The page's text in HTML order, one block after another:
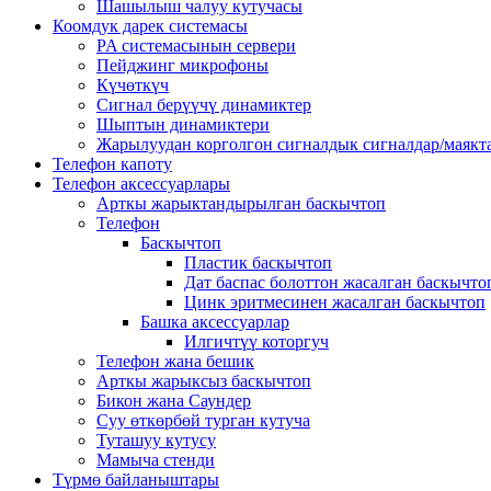
Шашылыш чалуу кутучасы
Коомдук дарек системасы
PA системасынын сервери
Пейджинг микрофоны
Күчөткүч
Сигнал берүүчү динамиктер
Шыптын динамиктери
Жарылуудан корголгон сигналдык сигналдар/
Телефон капоту
Телефон аксессуарлары
Арткы жарыктандырылган баскычтоп
Телефон
Баскычтоп
Пластик баскычтоп
Дат баспас болоттон жасалган
Цинк эритмесинен жасалган баскычтоп
Башка аксессуарлар
Илгичтүү которгуч
Телефон жана бешик
Арткы жарыксыз баскычтоп
Бикон жана Саундер
Суу өткөрбөй турган кутуча
Туташуу кутусу
Мамыча стенди
Түрмө байланыштары